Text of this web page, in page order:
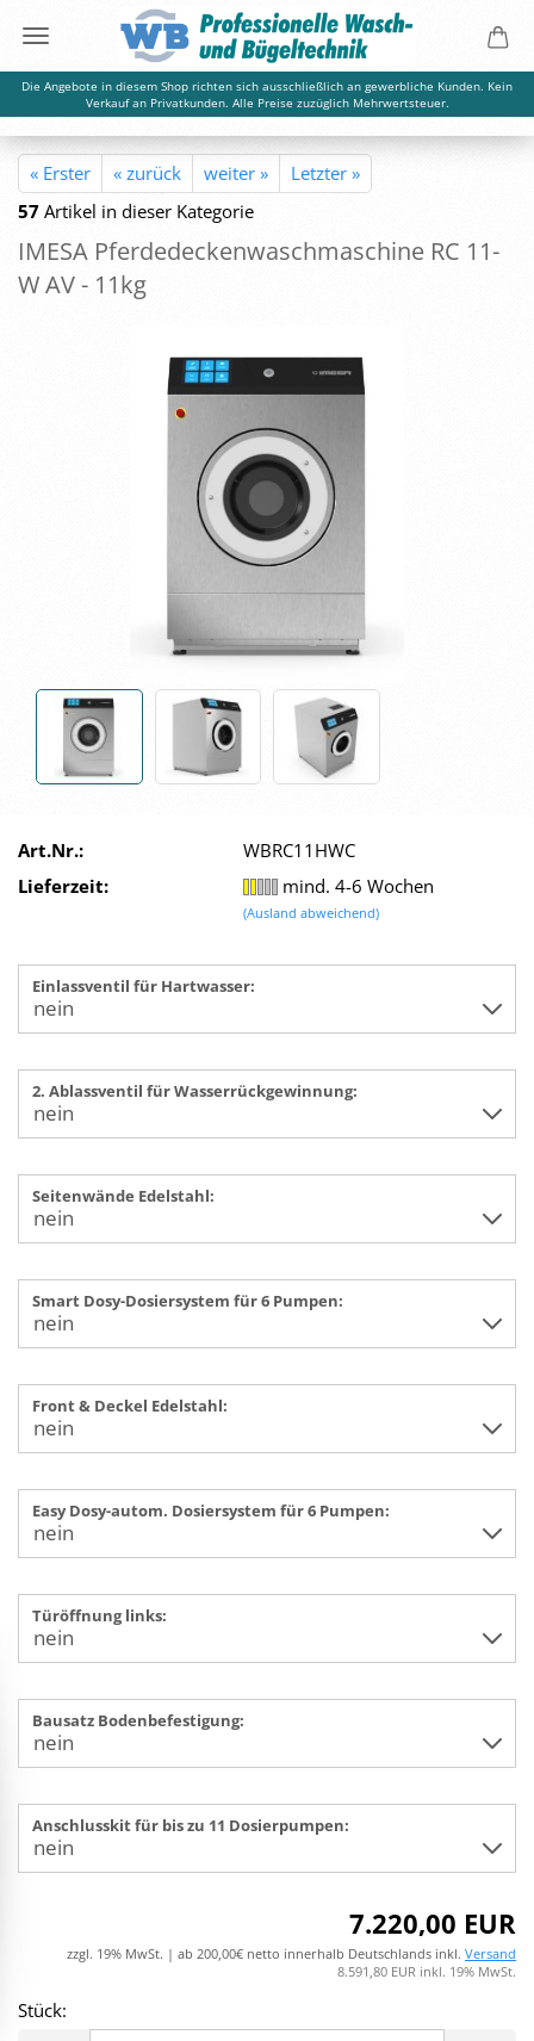
Die Angebote in diesem Shop richten sich ausschließlich an gewerbliche Kunden. Kein
Verkauf an Privatkunden. Alle Preise zuzüglich Mehrwertsteuer.
« Erster « zurück weiter »
Letzter »
57 Artikel in dieser Kategorie
IMESA Pfer­de­de­cken­wasch­ma­schi­ne RC 11-
W AV - 11kg
Art.Nr.:
WBRC11HWC
Lieferzeit:
mind. 4-6 Wochen
(Ausland abweichend)
Einlassventil für Hartwasser:
2. Ablassventil für Wasserrückgewinnung:
Seitenwände Edelstahl:
Smart Dosy-Dosiersystem für 6 Pumpen:
Front & Deckel Edelstahl:
Easy Dosy-autom. Dosiersystem für 6 Pumpen:
Türöffnung links:
Bausatz Bodenbefestigung:
Anschlusskit für bis zu 11 Dosierpumpen:
7.220,00 EUR
zzgl. 19% MwSt. | ab 200,00€ netto innerhalb Deutschlands inkl. Versand
8.591,80 EUR inkl. 19% MwSt.
Stück: